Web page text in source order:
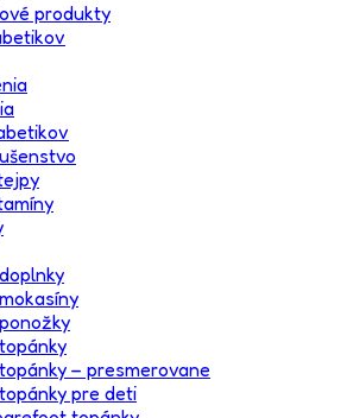
produkty
– presmerovane
pre deti